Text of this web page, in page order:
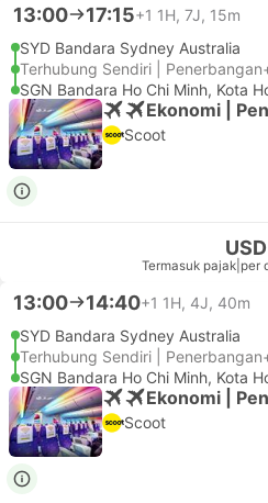
13:00 17:15+1 1H, 7J, 15m
SYD Bandara Sydney Australia
Terhubung Sendiri |
SGN Bandara Ho Chi Minh, Kota
Ekonomi |
Scoot
Termasuk pajak per
13:00 14:40+1 1H, 4J, 40m
SYD Bandara Sydney Australia
Terhubung Sendiri |
SGN Bandara Ho Chi Minh, Kota
Ekonomi |
Scoot